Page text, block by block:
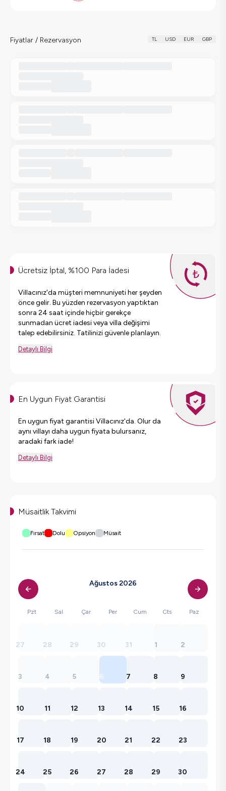
Fiyatlar / Rezervasyon TL USD EUR GBP
Ücretsiz İptal, %100 Para İadesi
Villacınız'da müşteri memnuniyeti her şeyden
önce gelir. Bu yüzden rezervasyon yaptıktan
sonra 24 saat içinde hiçbir gerekçe
sunmadan ücret iadesi veya villa değişimi
talep edebilirsiniz. Tatilinizi güvenle planlayın.
Detaylı Bilgi
En Uygun Fiyat Garantisi
En uygun fiyat garantisi Villacınız'da. Olur da
aynı villayı daha uygun fiyata bulursanız,
aradaki fark iade!
Detaylı Bilgi
Müsaitlik Takvimi
Fırsat Dolu Opsiyon Müsait
Ağustos 2026
Pzt Sal Çar Per Cum Cts Paz
27 28 29 30 31 1 2
3 4 5 6 7 8 9
10 11 12 13 14 15 16
17 18 19 20 21 22 23
24 25 26 27 28 29 30